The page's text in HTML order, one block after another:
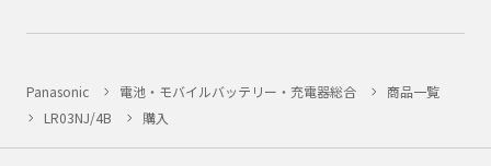
Panasonic 電池・モバイルバッテリー・充電器総合
商品一覧
LR03NJ/4B
購入